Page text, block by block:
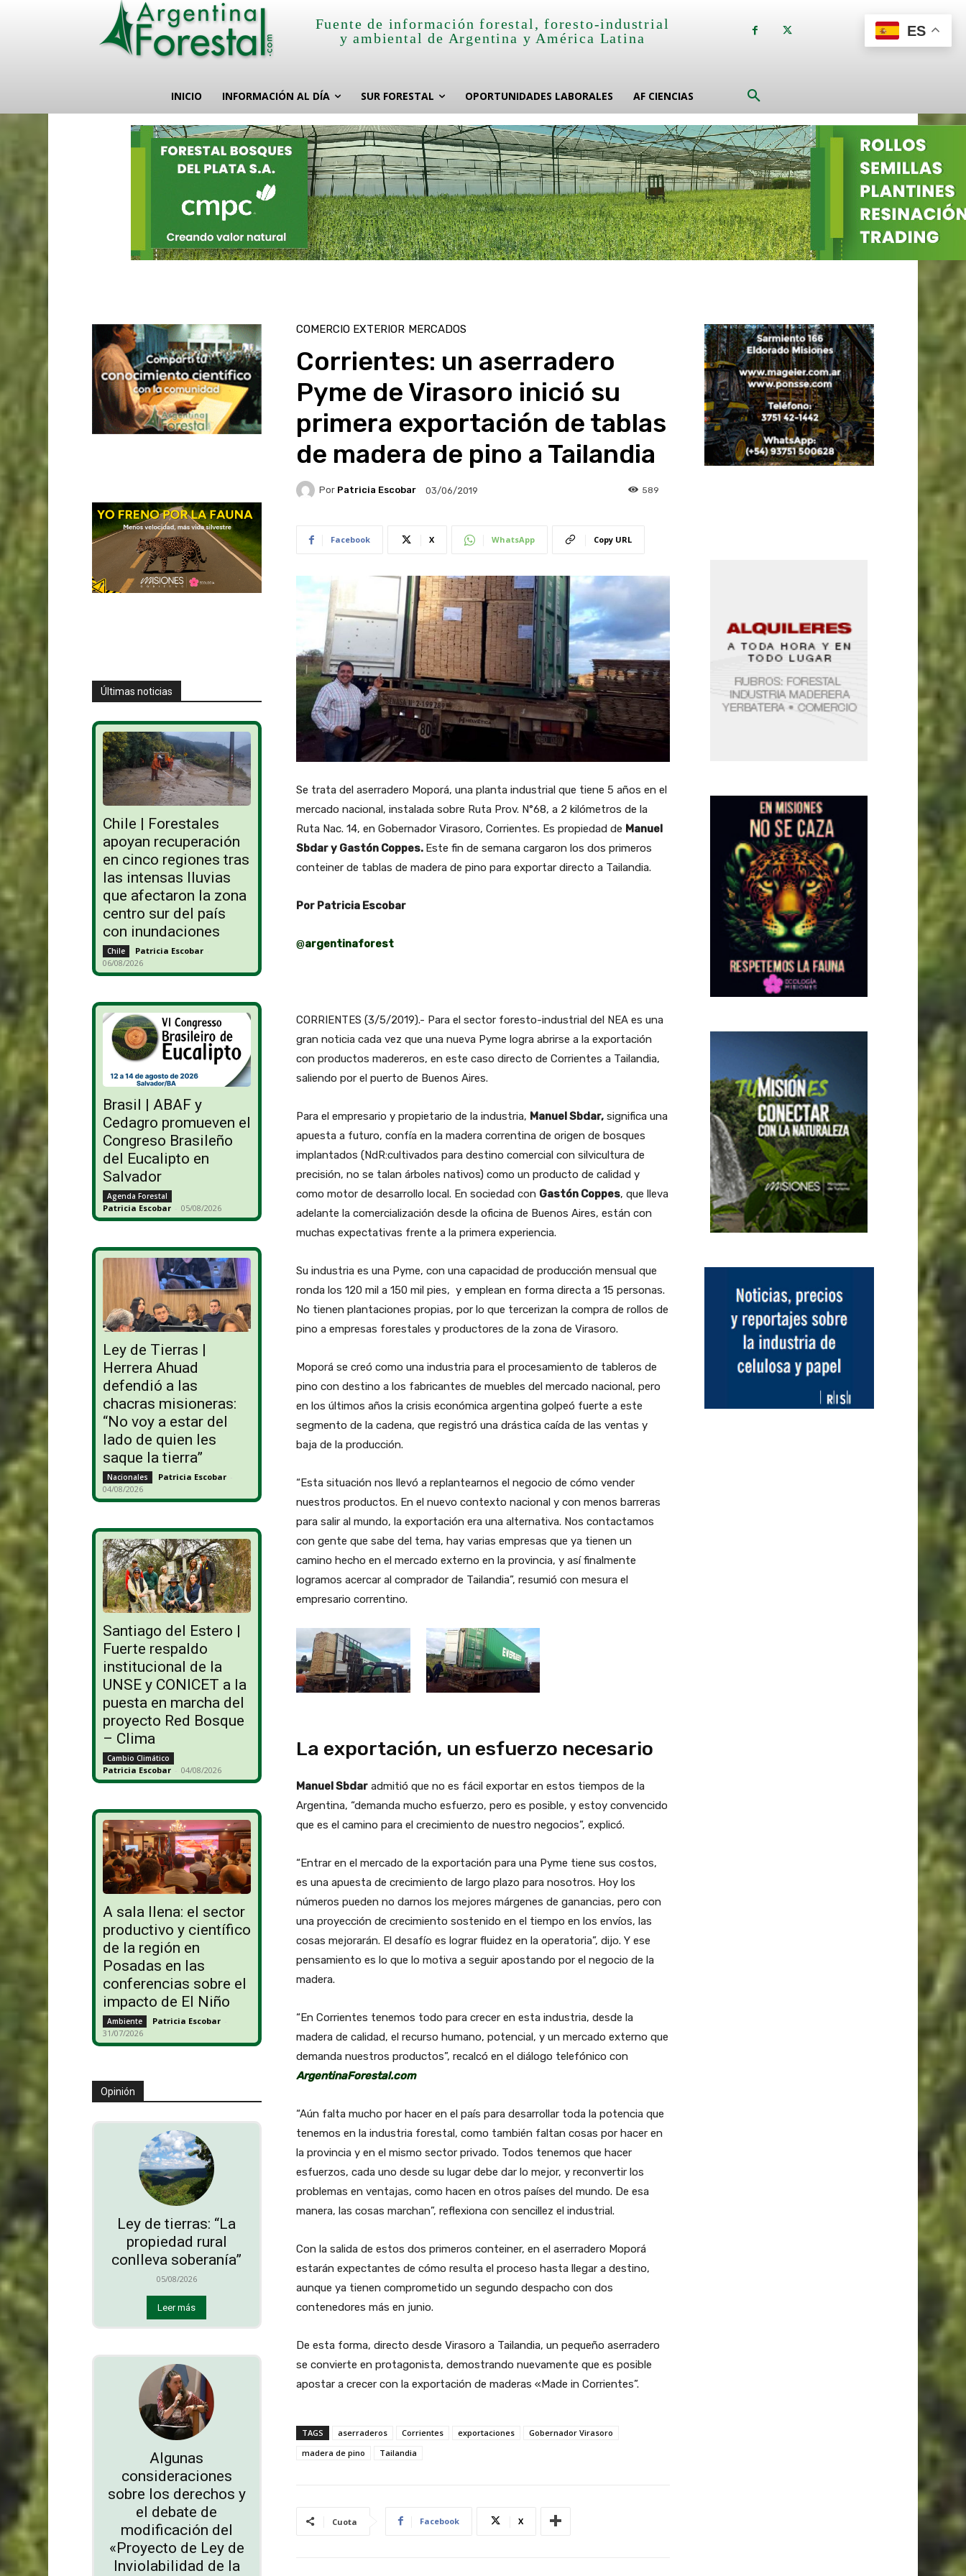
Fuente de información forestal, foresto-industrial
y ambiental de Argentina y América Latina
INICIO INFORMACIÓN AL DÍA SUR FORESTAL OPORTUNIDADES LABORALES AF CIENCIAS
Últimas noticias
Chile | Forestales
apoyan recuperación
en cinco regiones tras
las intensas lluvias
que afectaron la zona
centro sur del país
con inundaciones
Chile Patricia Escobar -
06/08/2026
Brasil | ABAF y
Cedagro promueven el
Congreso Brasileño
del Eucalipto en
Salvador
Agenda Forestal
Patricia Escobar - 05/08/2026
Ley de Tierras |
Herrera Ahuad
defendió a las
chacras misioneras:
“No voy a estar del
lado de quien les
saque la tierra”
Nacionales Patricia Escobar -
04/08/2026
Santiago del Estero |
Fuerte respaldo
institucional de la
UNSE y CONICET a la
puesta en marcha del
proyecto Red Bosque
– Clima
Cambio Climático
Patricia Escobar - 04/08/2026
A sala llena: el sector
productivo y científico
de la región en
Posadas en las
conferencias sobre el
impacto de El Niño
Ambiente Patricia Escobar -
31/07/2026
Opinión
Ley de tierras: “La
propiedad rural
conlleva soberanía”
05/08/2026
Leer más
Algunas
consideraciones
sobre los derechos y
el debate de
modificación del
«Proyecto de Ley de
Inviolabilidad de la
COMERCIO EXTERIOR MERCADOS
Corrientes: un aserradero
Pyme de Virasoro inició su
primera exportación de tablas
de madera de pino a Tailandia
Por Patricia Escobar 03/06/2019 589
Facebook X WhatsApp Copy URL
Se trata del aserradero Moporá, una planta industrial que tiene 5 años en el
mercado nacional, instalada sobre Ruta Prov. N°68, a 2 kilómetros de la
Ruta Nac. 14, en Gobernador Virasoro, Corrientes. Es propiedad de Manuel
Sbdar y Gastón Coppes. Este fin de semana cargaron los dos primeros
conteiner de tablas de madera de pino para exportar directo a Tailandia.
Por Patricia Escobar
@argentinaforest
CORRIENTES (3/5/2019).- Para el sector foresto-industrial del NEA es una
gran noticia cada vez que una nueva Pyme logra abrirse a la exportación
con productos madereros, en este caso directo de Corrientes a Tailandia,
saliendo por el puerto de Buenos Aires.
Para el empresario y propietario de la industria, Manuel Sbdar,significa una
apuesta a futuro, confía en la madera correntina de origen de bosques
implantados (NdR:cultivados para destino comercial con silvicultura de
precisión, no se talan árboles nativos) como un producto de calidad y
como motor de desarrollo local. En sociedad con Gastón Coppes, que lleva
adelante la comercialización desde la oficina de Buenos Aires, están con
muchas expectativas frente a la primera experiencia.
Su industria es una Pyme, con una capacidad de producción mensual que
ronda los 120 mil a 150 mil pies, y emplean en forma directa a 15 personas.
No tienen plantaciones propias, por lo que tercerizan la compra de rollos de
pino a empresas forestales y productores de la zona de Virasoro.
Moporá se creó como una industria para el procesamiento de tableros de
pino con destino a los fabricantes de muebles del mercado nacional, pero
en los últimos años la crisis económica argentina golpeó fuerte a este
segmento de la cadena, que registró una drástica caída de las ventas y
baja de la producción.
“Esta situación nos llevó a replantearnos el negocio de cómo vender
nuestros productos. En el nuevo contexto nacional y con menos barreras
para salir al mundo, la exportación era una alternativa. Nos contactamos
con gente que sabe del tema, hay varias empresas que ya tienen un
camino hecho en el mercado externo en la provincia, y así finalmente
logramos acercar al comprador de Tailandia”, resumió con mesura el
empresario correntino.
La exportación, un esfuerzo necesario
Manuel Sbdaradmitió que no es fácil exportar en estos tiempos de la
Argentina, “demanda mucho esfuerzo, pero es posible, y estoy convencido
que es el camino para el crecimiento de nuestro negocios”, explicó.
“Entrar en el mercado de la exportación para una Pyme tiene sus costos,
es una apuesta de crecimiento de largo plazo para nosotros. Hoy los
números pueden no darnos los mejores márgenes de ganancias, pero con
una proyección de crecimiento sostenido en el tiempo en los envíos, las
cosas mejorarán. El desafío es lograr fluidez en la operatoria”, dijo. Y ese
pensamiento es lo que lo motiva a seguir apostando por el negocio de la
madera.
“En Corrientes tenemos todo para crecer en esta industria, desde la
madera de calidad, el recurso humano, potencial, y un mercado externo que
demanda nuestros productos”, recalcó en el diálogo telefónico con
ArgentinaForestal.com
“Aún falta mucho por hacer en el país para desarrollar toda la potencia que
tenemos en la industria forestal, como también faltan cosas por hacer en
la provincia y en el mismo sector privado. Todos tenemos que hacer
esfuerzos, cada uno desde su lugar debe dar lo mejor, y reconvertir los
problemas en ventajas, como hacen en otros países del mundo. De esa
manera, las cosas marchan”, reflexiona con sencillez el industrial.
Con la salida de estos dos primeros conteiner, en el aserradero Moporá
estarán expectantes de cómo resulta el proceso hasta llegar a destino,
aunque ya tienen comprometido un segundo despacho con dos
contenedores más en junio.
De esta forma, directo desde Virasoro a Tailandia, un pequeño aserradero
se convierte en protagonista, demostrando nuevamente que es posible
apostar a crecer con la exportación de maderas «Made in Corrientes”.
TAGS aserraderos Corrientes exportaciones
Gobernador Virasoro
madera de pino
Tailandia
Cuota Facebook X
ES